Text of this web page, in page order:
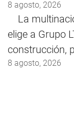
8 agosto, 2026
La
elige a Grupo
construcción,
8 agosto, 2026